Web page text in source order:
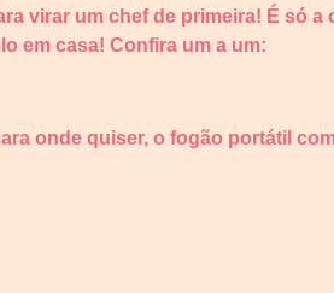
virar um chef de primeira! É só a
em casa! Confira um a um:
onde quiser, o fogão portátil